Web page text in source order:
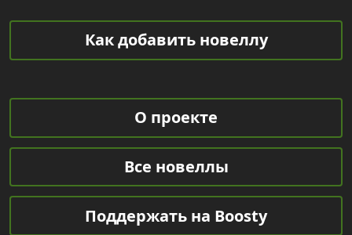
Как добавить новеллу
О проекте
Все новеллы
Поддержать на Boosty